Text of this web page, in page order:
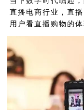
直播电商行业，直
用户看直播购物的体